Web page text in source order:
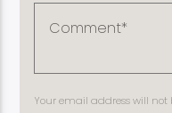
Your email address will not